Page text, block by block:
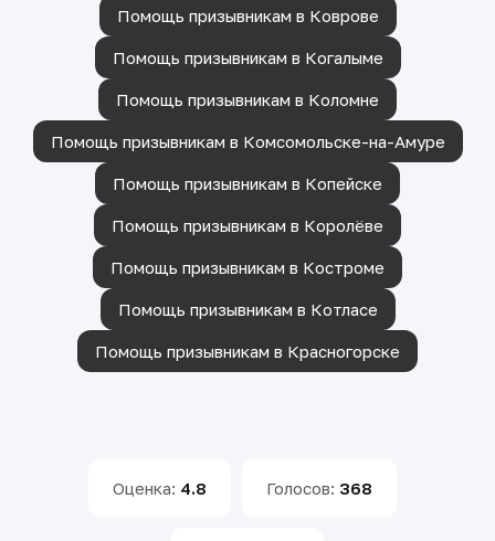
Помощь призывникам в Коврове
Помощь призывникам в Когалыме
Помощь призывникам в Коломне
Помощь призывникам в Комсомольске-на-Амуре
Помощь призывникам в Копейске
Помощь призывникам в Королёве
Помощь призывникам в Костроме
Помощь призывникам в Котласе
Помощь призывникам в Красногорске
Оценка: 4.8 Голосов: 368